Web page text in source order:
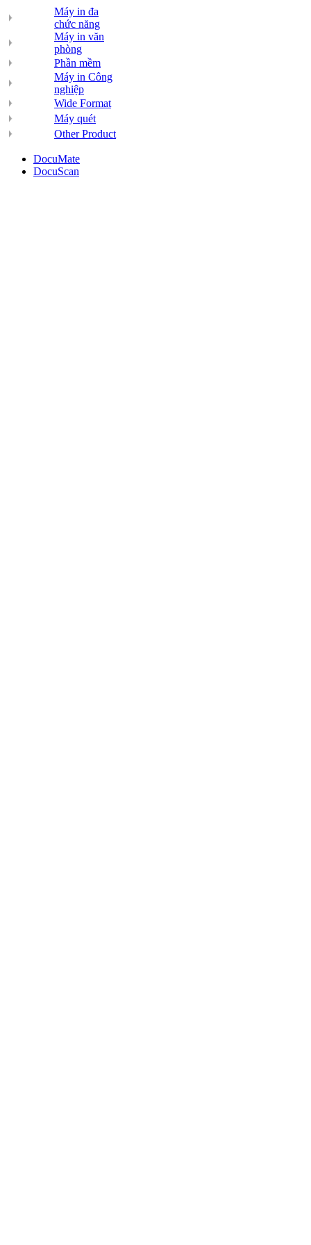
Máy in đa
chức năng
Máy in văn
phòng
Phần mềm
Máy in Công
nghiệp
Wide Format
Máy quét
Other Product
DocuMate
DocuScan